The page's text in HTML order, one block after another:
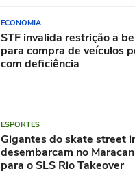
ECONOMIA
STF invalida restrição a
para compra de veículos
com deficiência
ESPORTES
Gigantes do skate street
desembarcam no
para o SLS Rio Takeover